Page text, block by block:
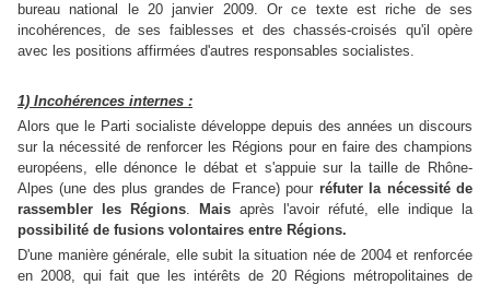
bureau national le 20 janvier 2009. Or ce texte est riche de ses
incohérences, de ses faiblesses et des chassés-croisés qu'il opère
avec les positions affirmées d'autres responsables socialistes.
1) Incohérences internes :
Alors que le Parti socialiste développe depuis des années un discours
sur la nécessité de renforcer les Régions pour en faire des champions
européens, elle dénonce le débat et s'appuie sur la taille de Rhône-
Alpes (une des plus grandes de France) pour réfuter la nécessité de
rassembler les Régions
Mais après l'avoir réfuté, elle indique la
possibilité de fusions volontaires entre Régions.
D'une manière générale, elle subit la situation née de 2004 et renforcée
en 2008, qui fait que les intérêts de 20 Régions métropolitaines de